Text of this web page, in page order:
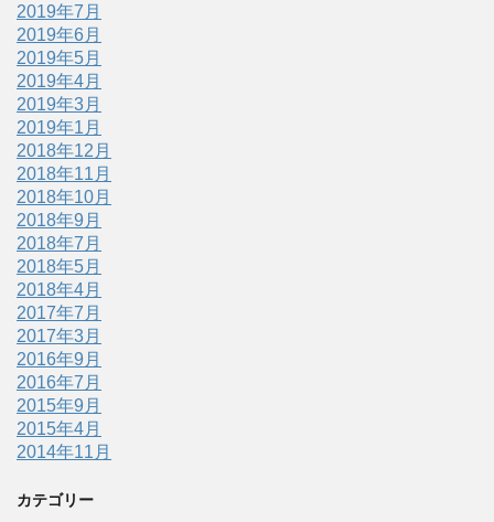
2019年7月
2019年6月
2019年5月
2019年4月
2019年3月
2019年1月
2018年12月
2018年11月
2018年10月
2018年9月
2018年7月
2018年5月
2018年4月
2017年7月
2017年3月
2016年9月
2016年7月
2015年9月
2015年4月
2014年11月
カテゴリー